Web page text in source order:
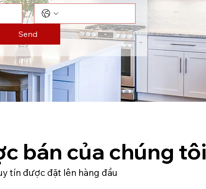
Send
bán của chúng tôi
tín được đặt lên hàng đầu